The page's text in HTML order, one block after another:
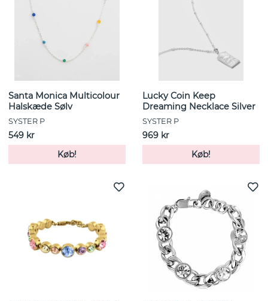
Santa Monica Multicolour
Halskæde Sølv
SYSTER P
549 kr
Køb!
Lucky Coin Keep
Dreaming Necklace Silver
SYSTER P
969 kr
Køb!